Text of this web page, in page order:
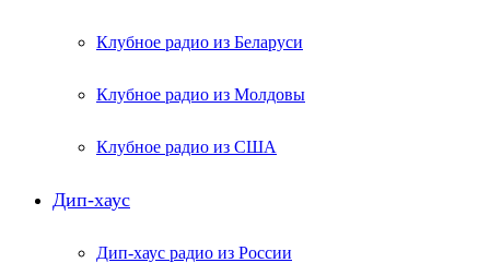
Клубное радио из Беларуси
Клубное радио из Молдовы
Клубное радио из США
Дип-хаус
Дип-хаус радио из России